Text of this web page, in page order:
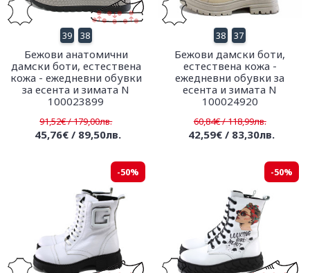
39 38
Бежови анатомични
дамски боти, естествена
кожа - ежедневни обувки
за есента и зимата N
100023899
91,52€ / 179,00лв.
45,76€ / 89,50лв.
38 37
Бежови дамски боти,
естествена кожа -
ежедневни обувки за
есента и зимата N
100024920
60,84€ / 118,99лв.
42,59€ / 83,30лв.
-50% -50%